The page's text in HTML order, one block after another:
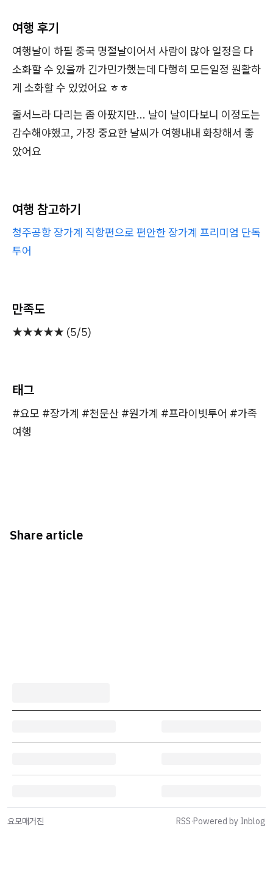
여행 후기
여행날이 하필 중국 명절날이어서 사람이 많아 일정을 다
소화할 수 있을까 긴가민가했는데 다행히 모든일정 원활하
게 소화할 수 있었어요 ㅎㅎ
줄서느라 다리는 좀 아팠지만... 날이 날이다보니 이정도는
감수해야했고, 가장 중요한 날씨가 여행내내 화창해서 좋
았어요
여행 참고하기
청주공항 장가계 직항편으로 편안한 장가계 프리미엄 단독
투어
만족도
★★★★★ (5/5)
태그
#요모 #장가계 #천문산 #원가계 #프라이빗투어 #가족
여행
Share article
요모매거진 RSS·Powered by Inblog